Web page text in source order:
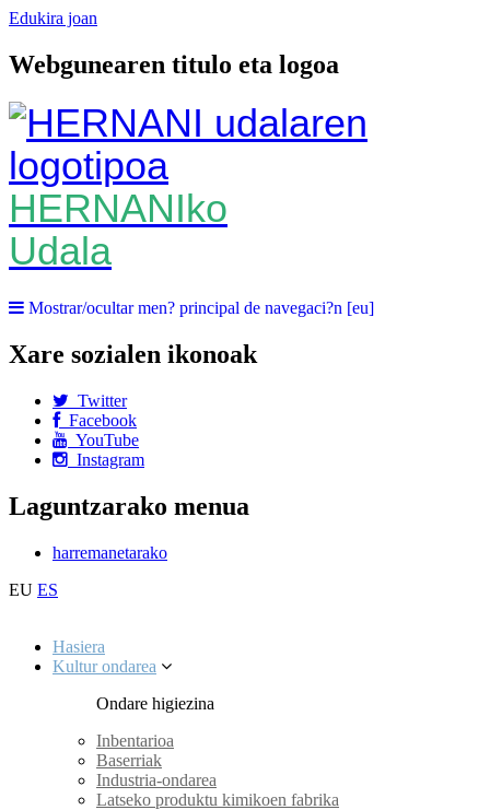
Edukira joan
Webgunearen titulo eta logoa
HERNANIko
Udala
Mostrar/ocultar men? principal de navegaci?n [eu]
Xare sozialen ikonoak
Twitter
Facebook
YouTube
Instagram
Laguntzarako menua
harremanetarako
EU ES
Hasiera
Kultur ondarea
Ondare higiezina
Inbentarioa
Baserriak
Industria-ondarea
Latseko produktu kimikoen fabrika